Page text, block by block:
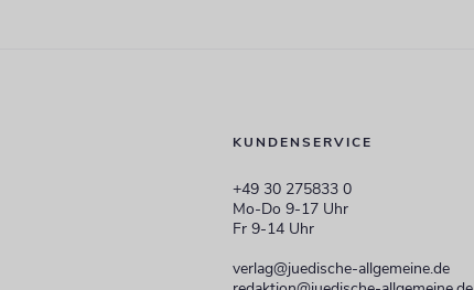
KUNDENSERVICE
+49 30 275833 0
Mo-Do 9-17 Uhr
Fr 9-14 Uhr
verlag@juedische-allgemeine.de